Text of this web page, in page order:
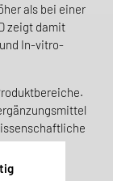
als bei einer
zeigt damit
In-vitro-
und
des